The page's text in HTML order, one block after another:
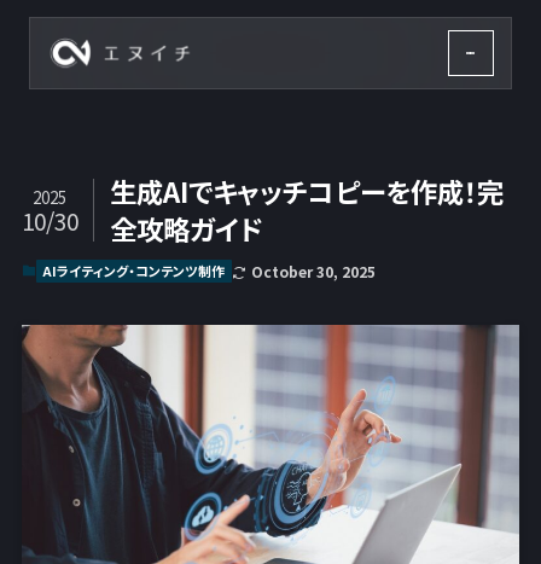
生成AIでキャッチコピーを作成！完
全攻略ガイド
2025
10/30
AIライティング・コンテンツ制作 October 30, 2025